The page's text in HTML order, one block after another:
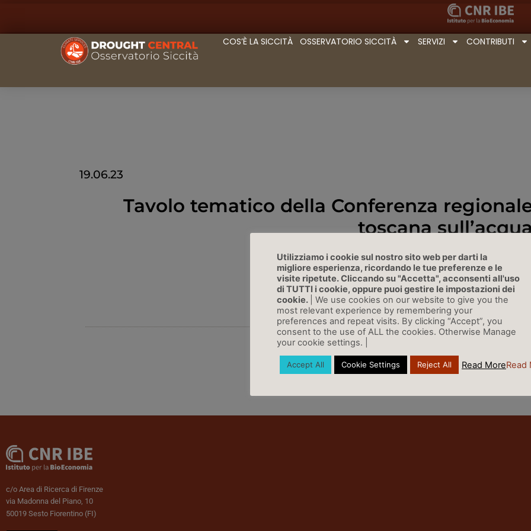
COS’È LA SICCITÀ OSSERVATORIO SICCITÀ SERVIZI CONTRIBUTI
19.06.23
Tavolo tematico della Conferenza
toscana
Intervento di Ramona
LINK
Vai a Rassegna Stampa »
c/o Area di Ricerca di Firenze
via Madonna del Piano, 10
50019 Sesto Fiorentino (FI)
Utilizziamo i cookie sul nostro sito web per darti la
migliore esperienza, ricordando le tue preferenze e le
visite ripetute. Cliccando su "Accetta", acconsenti all'uso
di TUTTI i cookie, oppure puoi gestire le impostazioni dei
cookie.
| We use cookies on our website to give you the
most relevant experience by remembering your
preferences and repeat visits. By clicking “Accept”, you
consent to the use of ALL the cookies. Otherwise Manage
your cookie settings. |
Accept All Cookie Settings Reject All Read MoreRead